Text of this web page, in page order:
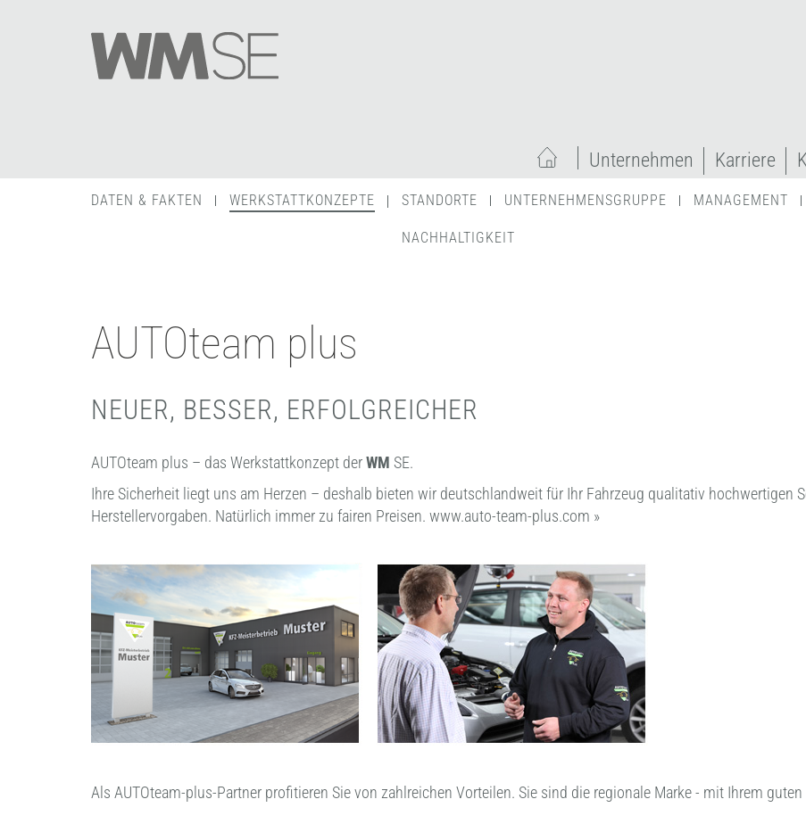
Unternehmen Karriere
DATEN & FAKTEN WERKSTATTKONZEPTE STANDORTE UNTERNEHMENSGRUPPE MANAGEMENT
NACHHALTIGKEIT
AUTOteam plus
NEUER, BESSER, ERFOLGREICHER
AUTOteam plus – das Werkstattkonzept derWM SE.
Ihre Sicherheit liegt uns am Herzen – deshalb bieten wir deutschlandweit für Ihr Fahrzeug qualitativ hochwertigen
Herstellervorgaben. Natürlich immer zu fairen Preisen. www.auto-team-plus.com »
Als AUTOteam-plus-Partner profitieren Sie von zahlreichen Vorteilen. Sie sind die regionale Marke - mit Ihrem